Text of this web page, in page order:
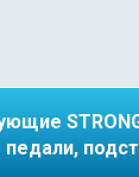
педали,